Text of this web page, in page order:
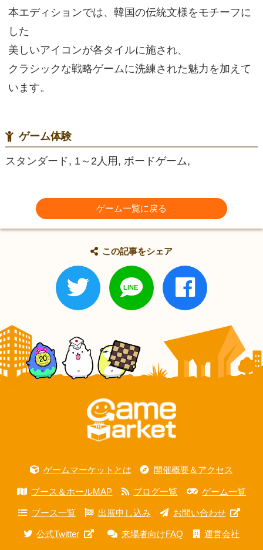
本エディションでは、韓国の伝統文様をモチーフに
した
美しいアイコンが各タイルに施され、
クラシックな戦略ゲームに洗練された魅力を加えて
います。
ゲーム体験
スタンダード, 1～2人用, ボードゲーム,
ゲーム一覧に戻る
この記事をシェア
ゲームマーケットとは 開催概要＆アクセス
ブース＆ホールMAP ブログ一覧 ゲーム一覧
ブース一覧 出展申し込み お問い合わせ
公式Twitter 来場者向けFAQ 運営会社